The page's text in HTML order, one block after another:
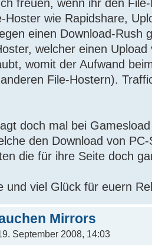
freuen, wenn ihr den
Hoster wie Rapidshare,
einen Download-Rush
welcher einen
womit der Aufwand
File-Hostern).
doch mal bei
den Download von
die für ihre Seite doch
und viel Glück für euern
Mirrors
September 2008, 14:03